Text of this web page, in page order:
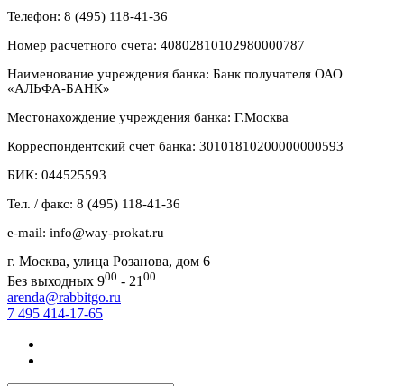
Телефон: 8 (495) 118-41-36
Номер расчетного счета: 40802810102980000787
Наименование учреждения банка: Банк получателя ОАО
«АЛЬФА-БАНК»
Местонахождение учреждения банка: Г.Москва
Корреспондентский счет банка: 30101810200000000593
БИК: 044525593
Тел. / факс: 8 (495) 118-41-36
e-mail: info@way-prokat.ru
г. Москва, улица Розанова, дом 6
Без выходных 900 - 2100
arenda@rabbitgo.ru
7 495 414-17-65